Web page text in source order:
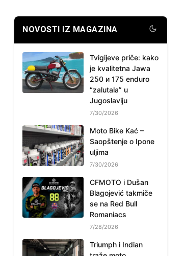
NOVOSTI IZ MAGAZINA
Tvigijeve priče: kako
je kvalitetna Jawa
250 и 175 enduro
“zalutala” u
Jugoslaviju
7/30/2026
Moto Bike Kać –
Saopštenje o Ipone
uljima
7/30/2026
CFMOTO i Dušan
Blagojević takmiče
se na Red Bull
Romaniacs
7/28/2026
Triumph i Indian